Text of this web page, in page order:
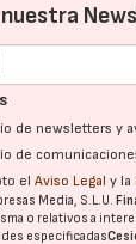
nuestra
de newsletters y
de
elAviso Legal y la
Media, S.L.U.
o relativos a
especificadas